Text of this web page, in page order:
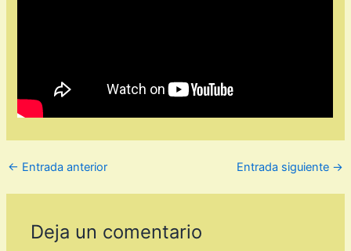
← Entrada anterior Entrada siguiente →
Deja un comentario